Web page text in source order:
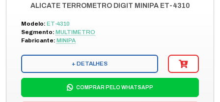
ALICATE TERROMETRO DIGIT MINIPA ET-4310
Modelo: ET-4310
Segmento: MULTIMETRO
Fabricante: MINIPA
+ DETALHES
COMPRAR PELO WHATSAPP